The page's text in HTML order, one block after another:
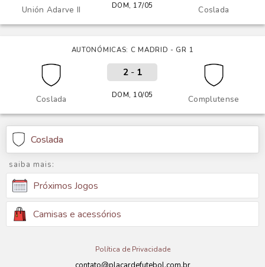
Unión Adarve II Coslada
DOM, 17/05
AUTONÓMICAS: C MADRID - GR 1
Coslada Complutense
2- 1
DOM, 10/05
Coslada
saiba mais:
Próximos Jogos
Camisas e acessórios
Política de Privacidade